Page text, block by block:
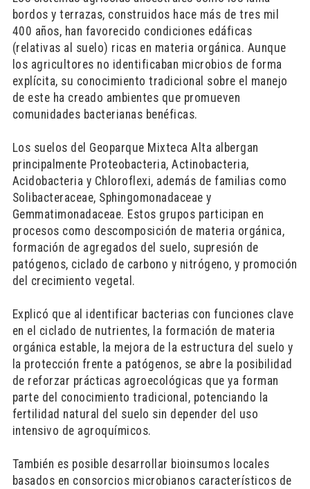
bordos y terrazas, construidos hace más de tres mil
400 años, han favorecido condiciones edáficas
(relativas al suelo) ricas en materia orgánica. Aunque
los agricultores no identificaban microbios de forma
explícita, su conocimiento tradicional sobre el manejo
de este ha creado ambientes que promueven
comunidades bacterianas benéficas.
Los suelos del Geoparque Mixteca Alta albergan
principalmente Proteobacteria, Actinobacteria,
Acidobacteria y Chloroflexi, además de familias como
Solibacteraceae, Sphingomonadaceae y
Gemmatimonadaceae. Estos grupos participan en
procesos como descomposición de materia orgánica,
formación de agregados del suelo, supresión de
patógenos, ciclado de carbono y nitrógeno, y promoción
del crecimiento vegetal.
Explicó que al identificar bacterias con funciones clave
en el ciclado de nutrientes, la formación de materia
orgánica estable, la mejora de la estructura del suelo y
la protección frente a patógenos, se abre la posibilidad
de reforzar prácticas agroecológicas que ya forman
parte del conocimiento tradicional, potenciando la
fertilidad natural del suelo sin depender del uso
intensivo de agroquímicos.
También es posible desarrollar bioinsumos locales
basados en consorcios microbianos característicos de